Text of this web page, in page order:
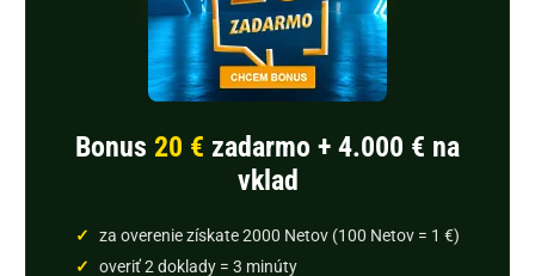
Bonus 20 € zadarmo + 4.000 € na
vklad
za overenie získate 2000 Netov (100 Netov = 1 €)
overiť 2 doklady = 3 minúty